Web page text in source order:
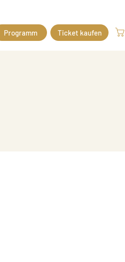
Programm Ticket kaufen